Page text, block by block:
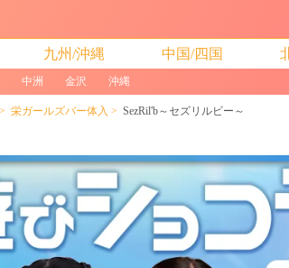
九州/沖縄 中国/四国
中洲 金沢 沖縄
栄ガールズバー体入 SezRil'b～セズリルビー～